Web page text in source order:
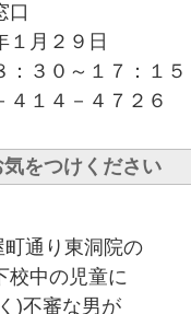
口
月２９日
３０～１７：１５
１４－４７２６
気をつけください
通り東洞院の
校中の児童に
)不審な男が